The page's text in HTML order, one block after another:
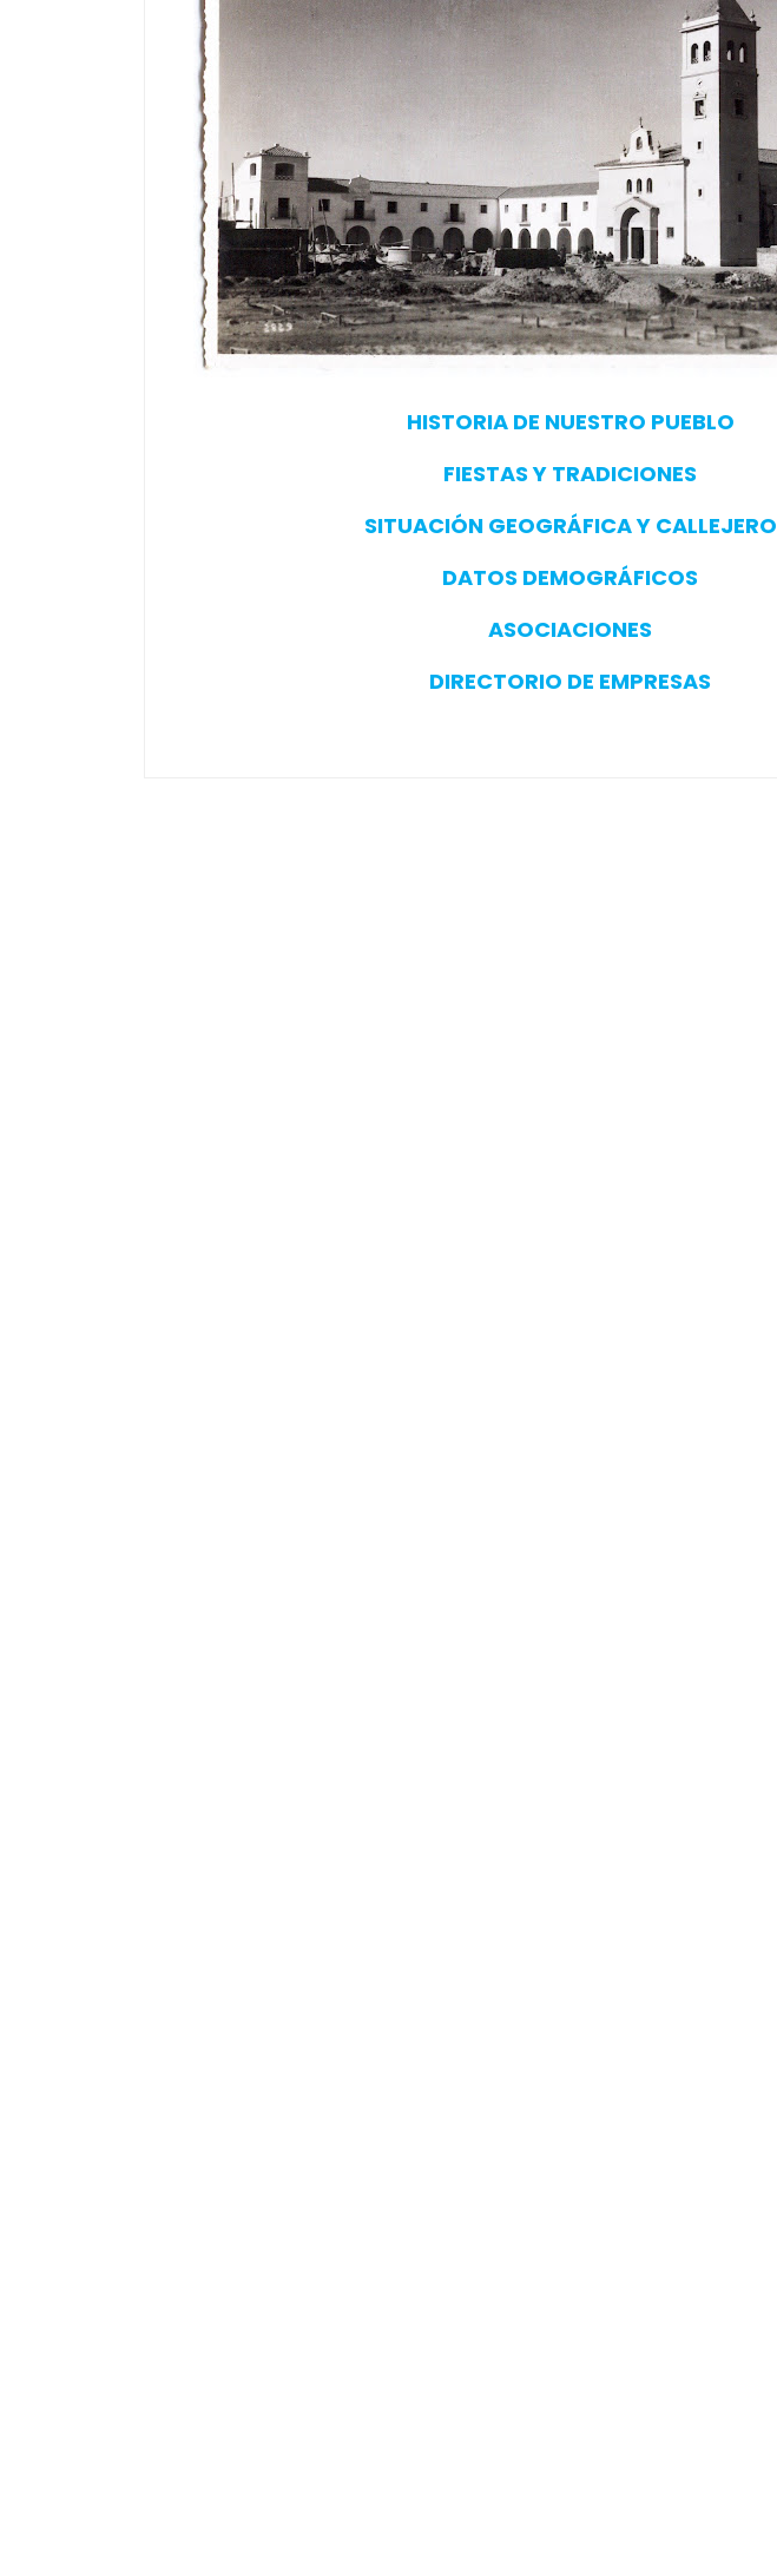
HISTORIA DE NUESTRO PUEBLO
FIESTAS Y TRADICIONES
SITUACIÓN GEOGRÁFICA Y CALLEJERO
DATOS DEMOGRÁFICOS
ASOCIACIONES
DIRECTORIO DE EMPRESAS